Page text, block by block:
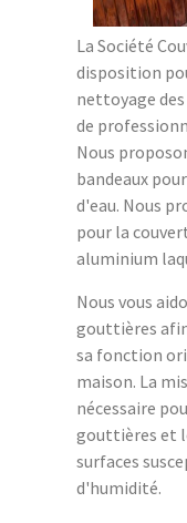
La Société
disposition
nettoyage
de
Nous
bandeaux
d'eau. Nous
pour la
aluminium
Nous vous
gouttières
sa fonction
maison. La
nécessaire
gouttières et
surfaces
d'humidité.